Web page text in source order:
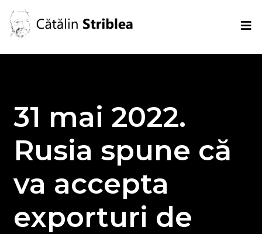
31 mai 2022.
Rusia spune că
va accepta
exporturi de